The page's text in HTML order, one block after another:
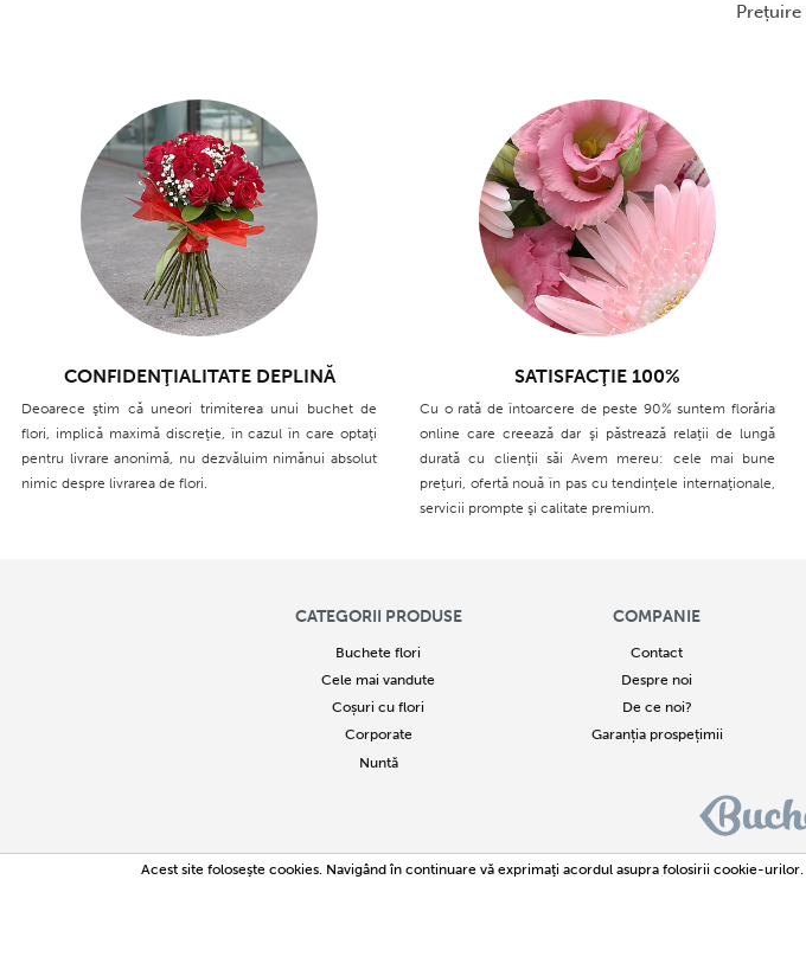
CONFIDENŢIALITATE DEPLINĂ
Deoarece ştim că uneori trimiterea unui buchet de
flori, implică maximă discreţie, în cazul în care optaţi
pentru livrare anonimă, nu dezvăluim nimănui absolut
nimic despre livrarea de flori.
SATISFACŢIE 100%
Cu o rată de întoarcere de peste 90% suntem florăria
online care creează dar şi păstrează relaţii de lungă
durată cu clienţii săi Avem mereu: cele mai bune
preţuri, ofertă nouă în pas cu tendinţele internaţionale,
servicii prompte şi calitate premium.
CATEGORII PRODUSE
Buchete flori
Cele mai vandute
Coșuri cu flori
Corporate
Nuntă
COMPANIE
Contact
Despre noi
De ce noi?
Garanția prospețimii
2005 - 2026Buchete.roeste un proiect al SC Avante
Acest site foloseşte cookies. Navigând în continuare vă exprimaţi acordul asupra folosirii cookie-